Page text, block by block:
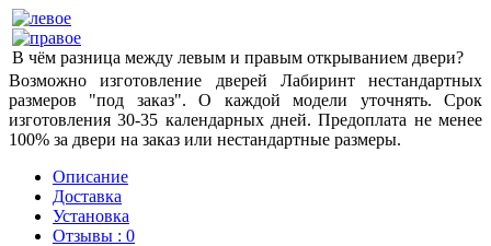
В чём разница между левым и правым открыванием двери?
Возможно изготовление дверей Лабиринт нестандартных
размеров "под заказ". О каждой модели уточнять. Срок
изготовления 30-35 календарных дней. Предоплата не менее
100% за двери на заказ или нестандартные размеры.
Описание
Доставка
Установка
Отзывы : 0